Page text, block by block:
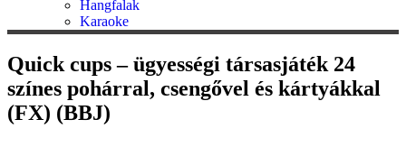
Hangfalak
Karaoke
Quick cups – ügyességi társasjáték 24
színes pohárral, csengővel és kártyákkal
(FX) (BBJ)